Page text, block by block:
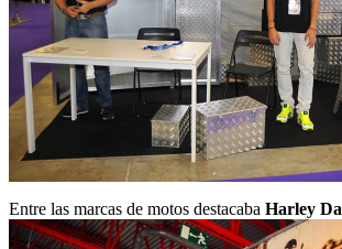
Entre las marcas de motos destacaba Harley